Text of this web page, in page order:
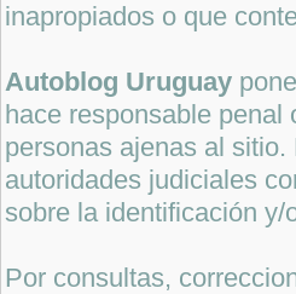
inapropiados o que
Autoblog Uruguay
hace responsable
personas ajenas al
autoridades judiciales
sobre la identificación y/
Por consultas,